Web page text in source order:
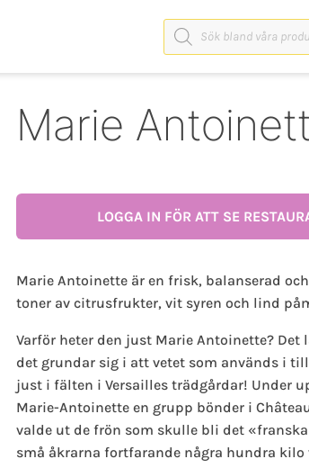
Produktsökning
Marie
LOGGA IN FÖR ATT SE
Marie Antoinette är en frisk, balanserad
toner av citrusfrukter, vit syren och lind
Varför heter den just Marie Antoinette?
det grundar sig i att vetet som används i
just i fälten i Versailles trädgårdar! Under
Marie-Antoinette en grupp bönder i
valde ut de frön som skulle bli det «franska
små åkrarna fortfarande några hundra kilo